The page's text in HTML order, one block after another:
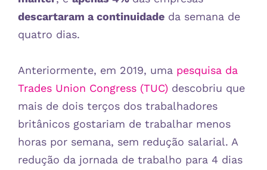
descartaram a continuidade da semana de
quatro dias.
Anteriormente, em 2019, uma pesquisa da
Trades Union Congress (TUC) descobriu que
mais de dois terços dos trabalhadores
britânicos gostariam de trabalhar menos
horas por semana, sem redução salarial. A
redução da jornada de trabalho para 4 dias